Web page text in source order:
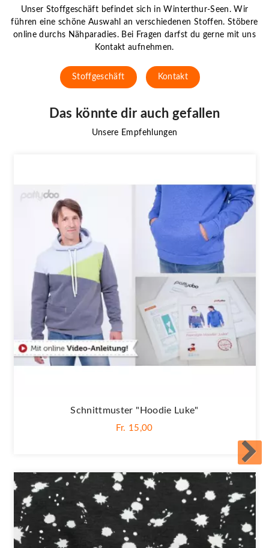
Unser Stoffgeschäft befindet sich in Winterthur-Seen. Wir
führen eine schöne Auswahl an verschiedenen Stoffen. Stöbere
online durchs Nähparadies. Bei Fragen darfst du gerne mit uns
Kontakt aufnehmen.
Stoffgeschäft Kontakt
Das könnte dir auch gefallen
Unsere Empfehlungen
Schnittmuster "Hoodie Luke"
Fr. 15,00